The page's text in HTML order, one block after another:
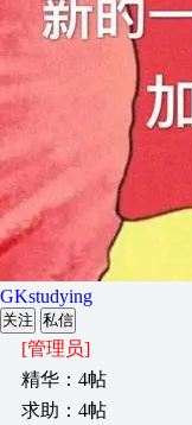
GKstudying
关注 私信
[管理员]
精华：4帖
求助：4帖